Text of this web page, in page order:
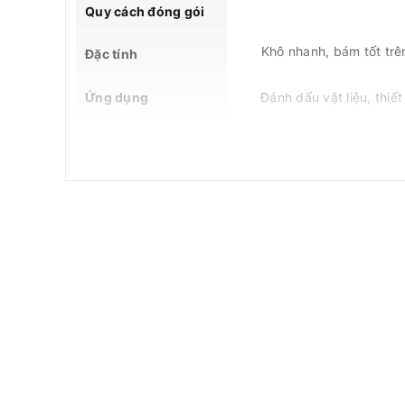
Quy cách đóng gói
Đặc tính Khô nhanh, bám tốt
Ứng dụng Đánh dấu vật liệu,
THÔNG TIN SẢN PHẨM: SHARPIE PRO
Bút lông dầu Sharpie Pro Fine Point 0.9mm là
khắc nghiệt. Với đầu bút Fine cứng cáp cùng chất